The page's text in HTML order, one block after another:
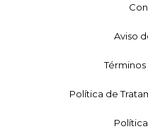
Aviso
Política de